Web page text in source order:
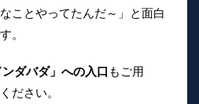
ことやってたんだ～」と面白
。
ンダバダ」への入口 もご用
ださい。